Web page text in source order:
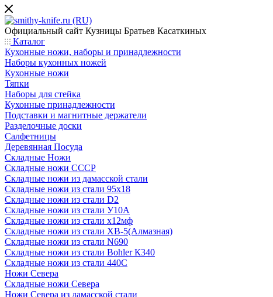
Официальный сайт Кузницы Братьев Касаткиных
Каталог
Кухонные ножи, наборы и принадлежности
Наборы кухонных ножей
Кухонные ножи
Тяпки
Наборы для стейка
Кухонные принадлежности
Подставки и магнитные держатели
Разделочные доски
Салфетницы
Деревянная Посуда
Складные Ножи
Cкладные ножи СССР
Складные ножи из дамасской стали
Складные ножи из стали 95х18
Складные ножи из стали D2
Складные ножи из стали У10А
Складные ножи из стали х12мф
Складные ножи из стали ХВ-5(Алмазная)
Складные ножи из стали N690
Складные ножи из стали Bohler К340
Складные ножи из стали 440С
Ножи Севера
Складные ножи Севера
Ножи Севера из дамасской стали